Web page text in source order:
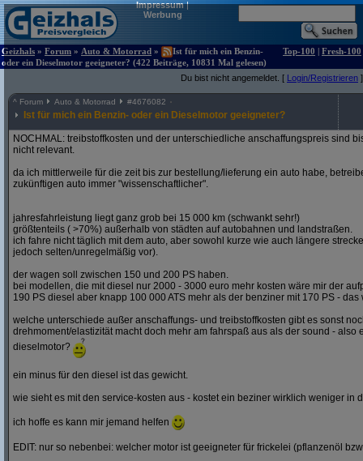
Impressum|
Werbung
Geizhals » Forum » Auto & Motorrad »
Ist für mich ein Benzin-
oder ein Dieselmotor geeigneter? (422 Beiträge, 10831 Mal gelesen)
Top-100 | Fresh-100
Du bist nicht angemeldet. [ Login/Registrieren ]
^ Forum Auto & Motorrad #4676082
Ist für mich ein Benzin- oder ein Dieselmotor geeigneter?
NOCHMAL: treibstoffkosten und der unterschiedliche anschaffungspreis sind
nicht relevant.
da ich mittlerweile für die zeit bis zur bestellung/lieferung ein auto habe,
zukünftigen auto immer "wissenschaftlicher".
jahresfahrleistung liegt ganz grob bei 15 000 km (schwankt sehr!)
größtenteils ( >70%) außerhalb von städten auf autobahnen und landstraßen.
ich fahre nicht täglich mit dem auto, aber sowohl kurze wie auch längere
jedoch selten/unregelmäßig vor).
der wagen soll zwischen 150 und 200 PS haben.
bei modellen, die mit diesel nur 2000 - 3000 euro mehr kosten wäre mir der
190 PS diesel aber knapp 100 000 ATS mehr als der benziner mit 170 PS - das
welche unterschiede außer anschaffungs- und treibstoffkosten gibt es sonst
drehmoment/elastizität macht doch mehr am fahrspaß aus als der sound - also
dieselmotor?
ein minus für den diesel ist das gewicht.
wie sieht es mit den service-kosten aus - kostet ein beziner wirklich weniger in
ich hoffe es kann mir jemand helfen
EDIT: nur so nebenbei: welcher motor ist geeigneter für frickelei (pflanzenöl